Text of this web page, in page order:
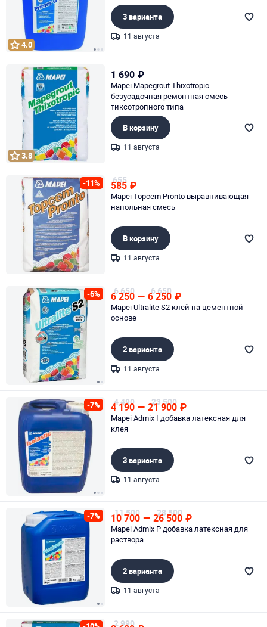
4.0
3 варианта
11 августа
3.8
1 690 ₽
Mapei Mapegrout Thixotropic
безусадочная ремонтная смесь
тиксотропного типа
В корзину
11 августа
-11% 655
585 ₽
Mapei Topcem Pronto выравнивающая
напольная смесь
В корзину
11 августа
-6% 6 650
6 250 — 6 650
6 250 ₽
Mapei Ultralite S2 клей на цементной
основе
2 варианта
11 августа
-7% 4 490
4 190 — 23 500
21 900 ₽
Mapei Admix I добавка латексная для
клея
3 варианта
11 августа
-7% 11 500
10 700 — 28 500
26 500 ₽
Mapei Admix P добавка латексная для
раствора
2 варианта
11 августа
2 990